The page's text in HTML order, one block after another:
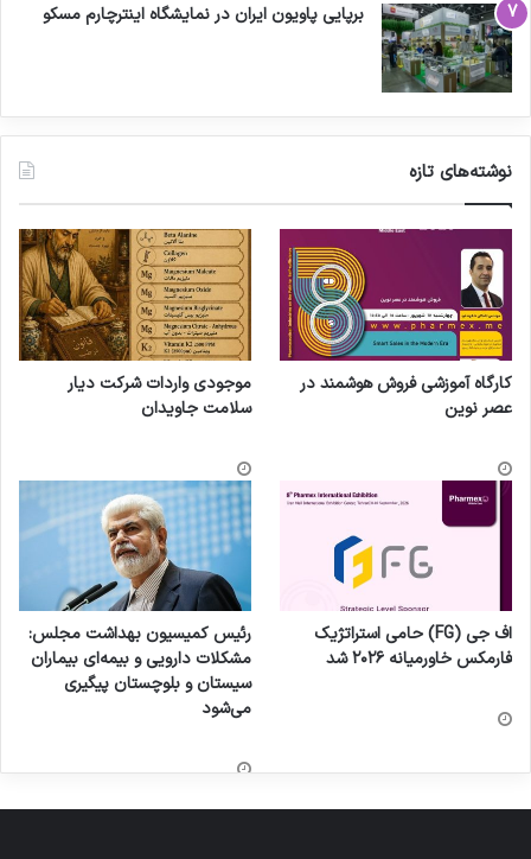
برپایی پاویون ایران در نمایشگاه اینترچارم مسکو
نوشته‌های تازه
کارگاه آموزشی فروش هوشمند در
عصر نوین
موجودی واردات شرکت دیار
سلامت جاویدان
اف جی (FG) حامی استراتژیک
فارمکس خاورمیانه ۲۰۲۶ شد
رئیس کمیسیون بهداشت مجلس:
مشکلات دارویی و بیمه‌ای بیماران
سیستان و بلوچستان پیگیری
می‌شود